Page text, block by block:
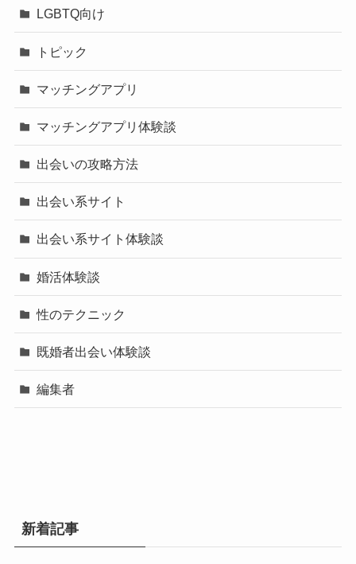
LGBTQ向け
トピック
マッチングアプリ
マッチングアプリ体験談
出会いの攻略方法
出会い系サイト
出会い系サイト体験談
婚活体験談
性のテクニック
既婚者出会い体験談
編集者
新着記事